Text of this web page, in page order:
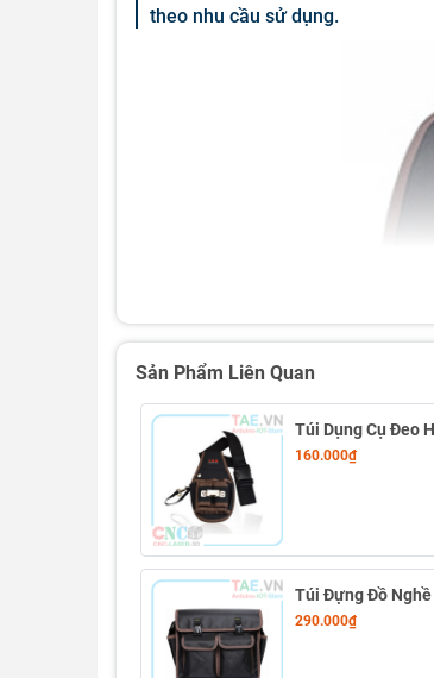
theo nhu cầu sử dụng.
Sản Phẩm Liên Quan
Túi Dụng Cụ Đeo
160.000₫
Túi Đựng Đồ Nghề
290.000₫